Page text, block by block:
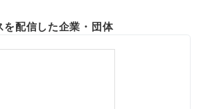
を配信した企業・団体